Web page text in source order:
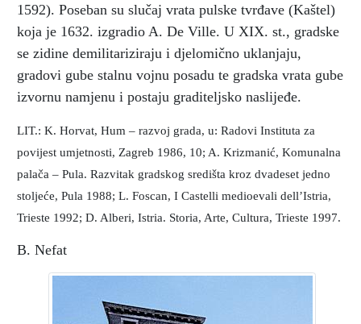
1592). Poseban su slučaj vrata pulske tvrđave (Kaštel)
koja je 1632. izgradio A. De Ville. U XIX. st., gradske
se zidine demilitariziraju i djelomično uklanjaju,
gradovi gube stalnu vojnu posadu te gradska vrata gube
izvornu namjenu i postaju graditeljsko naslijeđe.
LIT.: K. Horvat, Hum – razvoj grada, u: Radovi Instituta za
povijest umjetnosti, Zagreb 1986, 10; A. Krizmanić, Komunalna
palača – Pula. Razvitak gradskog središta kroz dvadeset jedno
stoljeće, Pula 1988; L. Foscan, I Castelli medioevali dell’Istria,
Trieste 1992; D. Alberi, Istria. Storia, Arte, Cultura, Trieste 1997.
B. Nefat